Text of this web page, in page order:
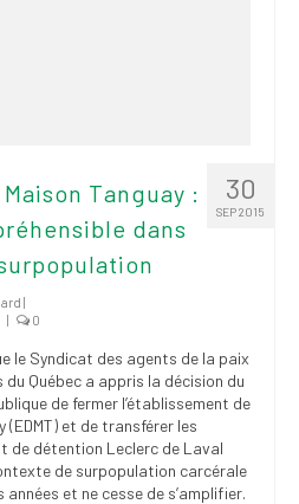
30
SEP 2015
Tanguay :
dans
|
| 0
le Syndicat des agents de la paix
Québec a appris la décision du
de fermer l’établissement de
et de transférer les
de détention Leclerc de Laval
de surpopulation carcérale
et ne cesse de s’amplifier.